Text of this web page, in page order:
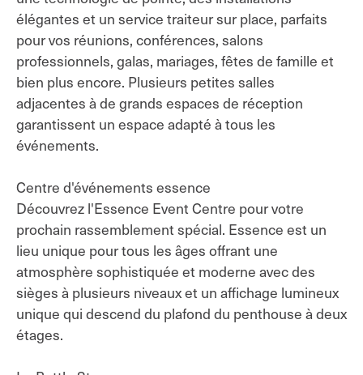
élégantes et un service traiteur sur place, parfaits
pour vos réunions, conférences, salons
professionnels, galas, mariages, fêtes de famille et
bien plus encore. Plusieurs petites salles
adjacentes à de grands espaces de réception
garantissent un espace adapté à tous les
événements.
Centre d'événements essence
Découvrez l'Essence Event Centre pour votre
prochain rassemblement spécial. Essence est un
lieu unique pour tous les âges offrant une
atmosphère sophistiquée et moderne avec des
sièges à plusieurs niveaux et un affichage lumineux
unique qui descend du plafond du penthouse à deux
étages.